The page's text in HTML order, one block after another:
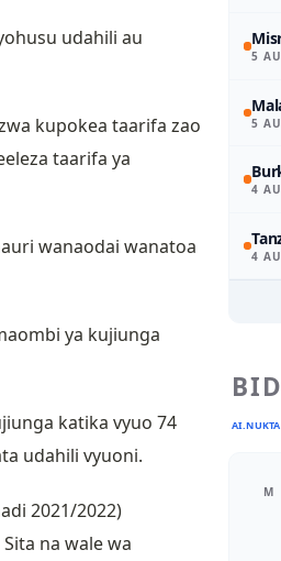
udahili au
kupokea taarifa zao
taarifa ya
wanaodai wanatoa
ya kujiunga
katika vyuo 74
udahili vyuoni.
2021/2022)
na wale wa
5
5
4
4
M